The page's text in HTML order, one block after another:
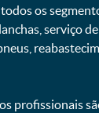
os
serviço
profissionais